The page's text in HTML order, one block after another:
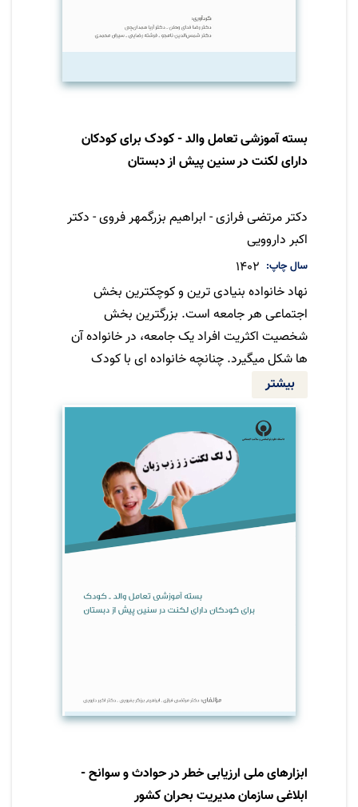
شناسی دارای ابعاد مختلفی بوده که ناشی از تاثیر
سالمندی در جنبه های زیستی، اجتماعی و روانی
نسبت متنوع تر از ارزیابی هایی است که ممکن
بسته آموزشی تعامل والد - کودک برای کودکان
دارای لکنت در سنین پیش از دبستان
دکتر مرتضی فرازی - ابراهیم بزرگمهر فروی - دکتر
اکبر داروویی
سال چاپ
1402
نهاد خانواده بنیادی ترین و کوچکترین بخش
اجتماعی هر جامعه است. بزرگترین بخش
شخصیت اکثریت افراد یک جامعه، در خانواده آن
ها شکل میگیرد. چنانچه خانواده ای با کودک
دارای لکنت مواجه باشد، در آن صورت نقش مهمی
در کاهش و درمان لکنت کودک خود خواهد
داشت. با توجه به شناخت و دانش اندک برخی از
خانواده ها درباره لکنت و برخورد با این مسئله،
طبیعی است که نحوه واکنش آن ها به رفتار کلامی
و رفتاری این دست از کودکان متفاوت خواهد بود.
این کتاب راهنمای خوبی است برای راهنمایی و
مدیریت لکنت از سوی خانواده که نقش محوری در
بیشتر
ابزارهای ملی ارزیابی خطر در حوادث و سوانح -
ابلاغی سازمان مدیریت بحران کشور